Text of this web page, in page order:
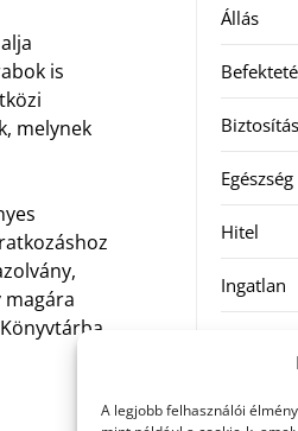
A legjobb felhasználói
is
melynek
magára
Állás
Biztosítás
Egészség
Hitel
Ingatlan